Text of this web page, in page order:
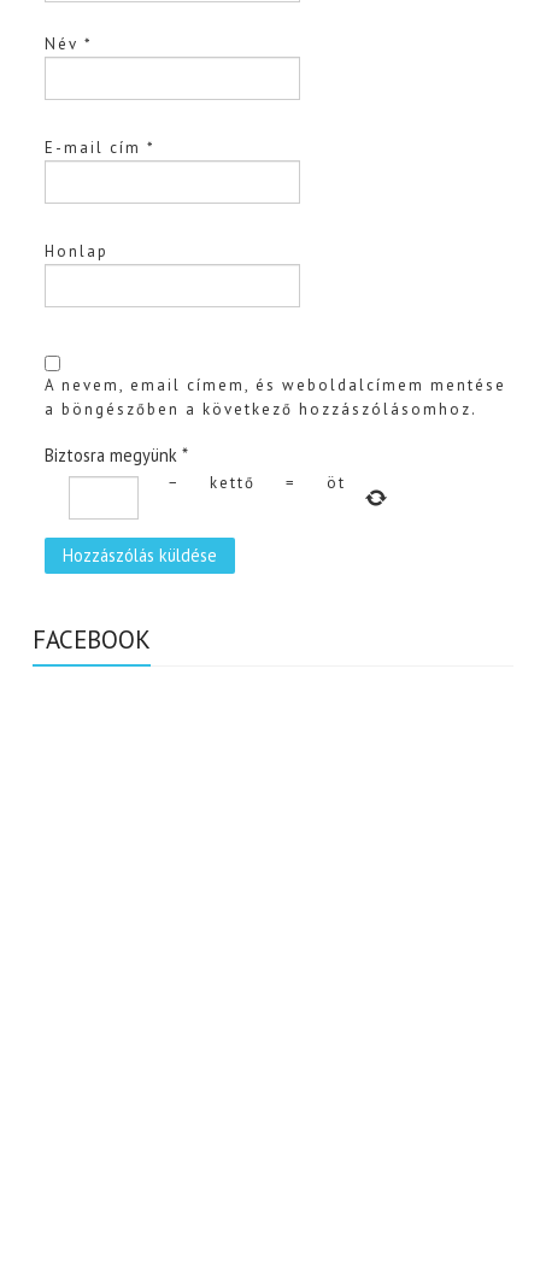
Név*
E-mail cím*
Honlap
A nevem, email címem, és weboldalcímem mentése
a böngészőben a következő hozzászólásomhoz.
Biztosra megyünk *
− kettő = öt
FACEBOOK